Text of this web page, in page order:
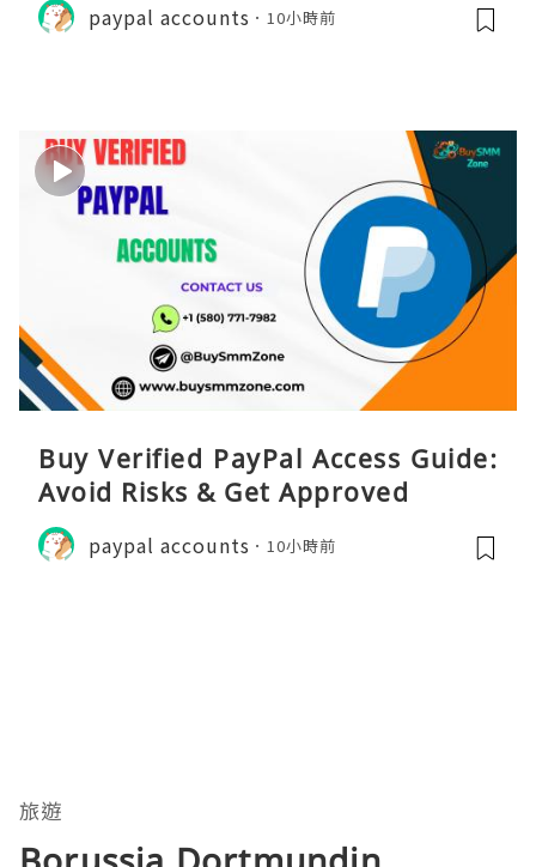
paypal accounts 10小時前
Buy Verified PayPal Access Guide:
Avoid Risks & Get Approved
paypal accounts 10小時前
旅遊